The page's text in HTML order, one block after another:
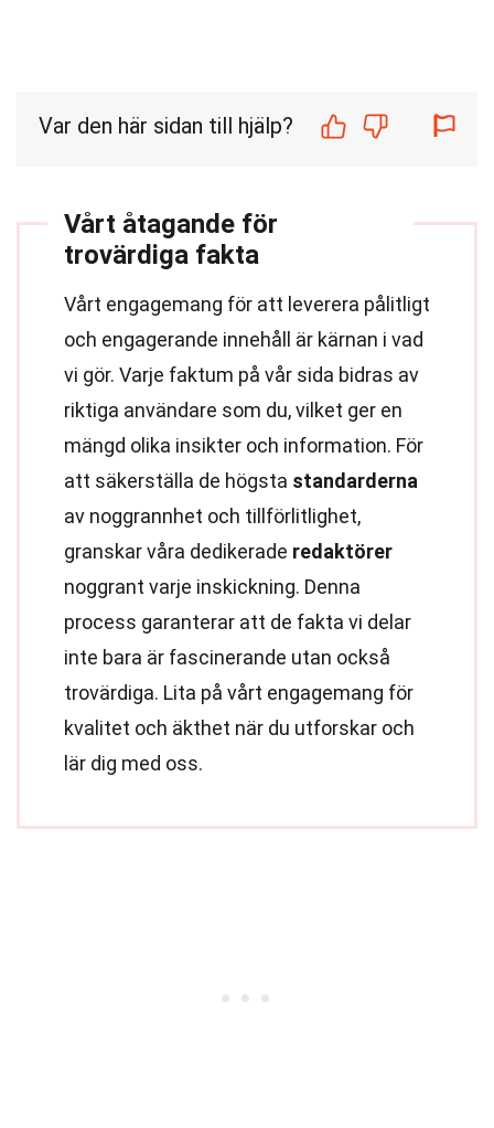
Var den här sidan till hjälp?
Vårt åtagande för
trovärdiga fakta
Vårt engagemang för att leverera pålitligt
och engagerande innehåll är kärnan i vad
vi gör. Varje faktum på vår sida bidras av
riktiga användare som du, vilket ger en
mängd olika insikter och information. För
att säkerställa de högsta standarderna
av noggrannhet och tillförlitlighet,
granskar våra dedikerade redaktörer
noggrant varje inskickning. Denna
process garanterar att de fakta vi delar
inte bara är fascinerande utan också
trovärdiga. Lita på vårt engagemang för
kvalitet och äkthet när du utforskar och
lär dig med oss.